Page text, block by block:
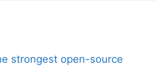
strongest open-source